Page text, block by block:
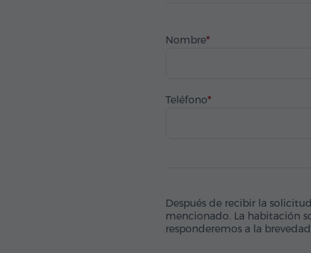
Nombre
Teléfono
Después de recibir la
mencionado. La habitación
responderemos a la